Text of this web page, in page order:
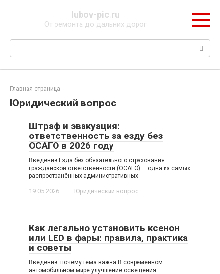
lubov-pic.ru
От ремонта до дальних дорог
Поиск:
Главная страница
Юридический вопрос
Штраф и эвакуация:
ответственность за езду без
ОСАГО в 2026 году
Введение Езда без обязательного страхования
гражданской ответственности (ОСАГО) — одна из самых
распространённых административных
19.05.2026 Юридический вопрос
Как легально установить ксенон
или LED в фары: правила, практика
и советы
Введение: почему тема важна В современном
автомобильном мире улучшение освещения —